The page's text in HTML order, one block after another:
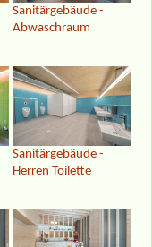
Sanitärgebäude -
Abwaschraum
Sanitärgebäude -
Herren Toilette